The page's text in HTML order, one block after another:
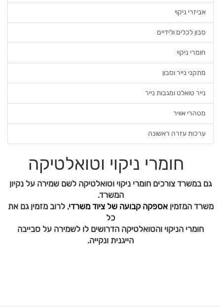
אביזרי ניקוי
סבון לכלים ולידיים
חומרי ניקוי
מתקני נייר וסבון
נייר טואלט ומגבות נייר
מטהרי אוויר
ערכות עזרה ראשונה
חומרי ניקוי וטואלטיקה
גם במשרד צורכים חומרי ניקוי וטואלטיקה לשם שמירה על נקיון
המשרד.
משרד המזמיןאספקה קבועה של ציוד משרדי, לרוב מזמין גם את
כל
חומרי הניקוי והטואלטיקה הדרושים לו לשמירה על סבייבה
הייגנית ונקייה.